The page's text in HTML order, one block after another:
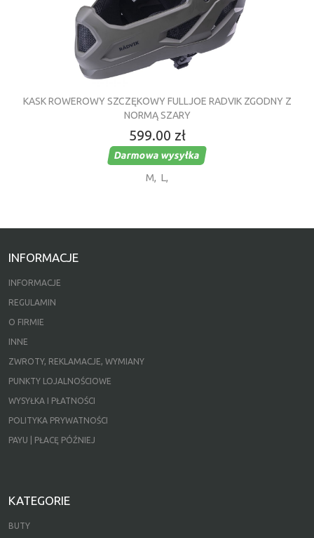
KASK ROWEROWY SZCZĘKOWY FULLJOE RADVIK ZGODNY Z
NORMĄ SZARY
599.00 zł
Darmowa wysyłka
M, L,
INFORMACJE
INFORMACJE
REGULAMIN
O FIRMIE
INNE
ZWROTY, REKLAMACJE, WYMIANY
PUNKTY LOJALNOŚCIOWE
WYSYŁKA I PŁATNOŚCI
POLITYKA PRYWATNOŚCI
PAYU | PŁACĘ PÓŹNIEJ
KATEGORIE
BUTY